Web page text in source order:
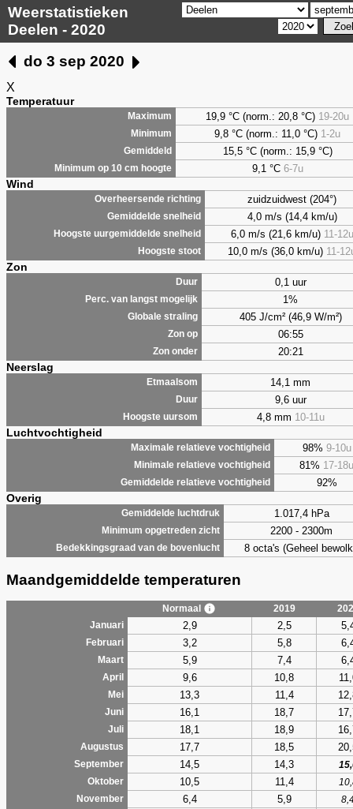
Weerstatistieken
Deelen - 2020
do 3 sep 2020
X
Temperatuur
Maximum 19,9 °C (norm.: 20,8 °C) 19-20u
Minimum 9,8 °C (norm.: 11,0 °C) 1-2u
Gemiddeld 15,5 °C (norm.: 15,9 °C)
Minimum op 10 cm hoogte 9,1 °C 6-7u
Wind
Overheersende richting zuidzuidwest (204°)
Gemiddelde snelheid 4,0 m/s (14,4 km/u)
Hoogste uurgemiddelde snelheid 6,0 m/s (21,6 km/u) 11-12u
Hoogste stoot 10,0 m/s (36,0 km/u) 11-
Zon
Duur 0,1 uur
Perc. van langst mogelijk 1%
Globale straling 405 J/cm² (46,9 W/m²)
Zon op 06:55
Zon onder 20:21
Neerslag
Etmaalsom 14,1 mm
Duur 9,6 uur
Hoogste uursom 4,8 mm 10-11u
Luchtvochtigheid
Maximale relatieve vochtigheid 98% 9-10u
Minimale relatieve vochtigheid 81% 17-18u
Gemiddelde relatieve vochtigheid 92%
Overig
Gemiddelde luchtdruk 1.017,4 hPa
Minimum opgetreden zicht 2200 - 2300m
Bedekkingsgraad van de bovenlucht 8 octa's (Geheel
Maandgemiddelde temperaturen
Normaal 2019
Januari
2,9 2,5
Februari 3,2 5,8
Maart 5,9 7,4
April 9,6 10,8
Mei 13,3 11,4
Juni 16,1 18,7
Juli 18,1 18,9
Augustus 17,7 18,5
September 14,5 14,3
Oktober
10,5 11,4
November
6,4 5,9